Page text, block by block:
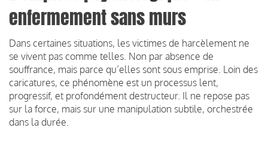
enfermement sans murs
Dans certaines situations, les victimes de harcèlement ne
se vivent pas comme telles. Non par absence de
souffrance, mais parce qu’elles sont sous emprise. Loin des
caricatures, ce phénomène est un processus lent,
progressif, et profondément destructeur. Il ne repose pas
sur la force, mais sur une manipulation subtile, orchestrée
dans la durée.